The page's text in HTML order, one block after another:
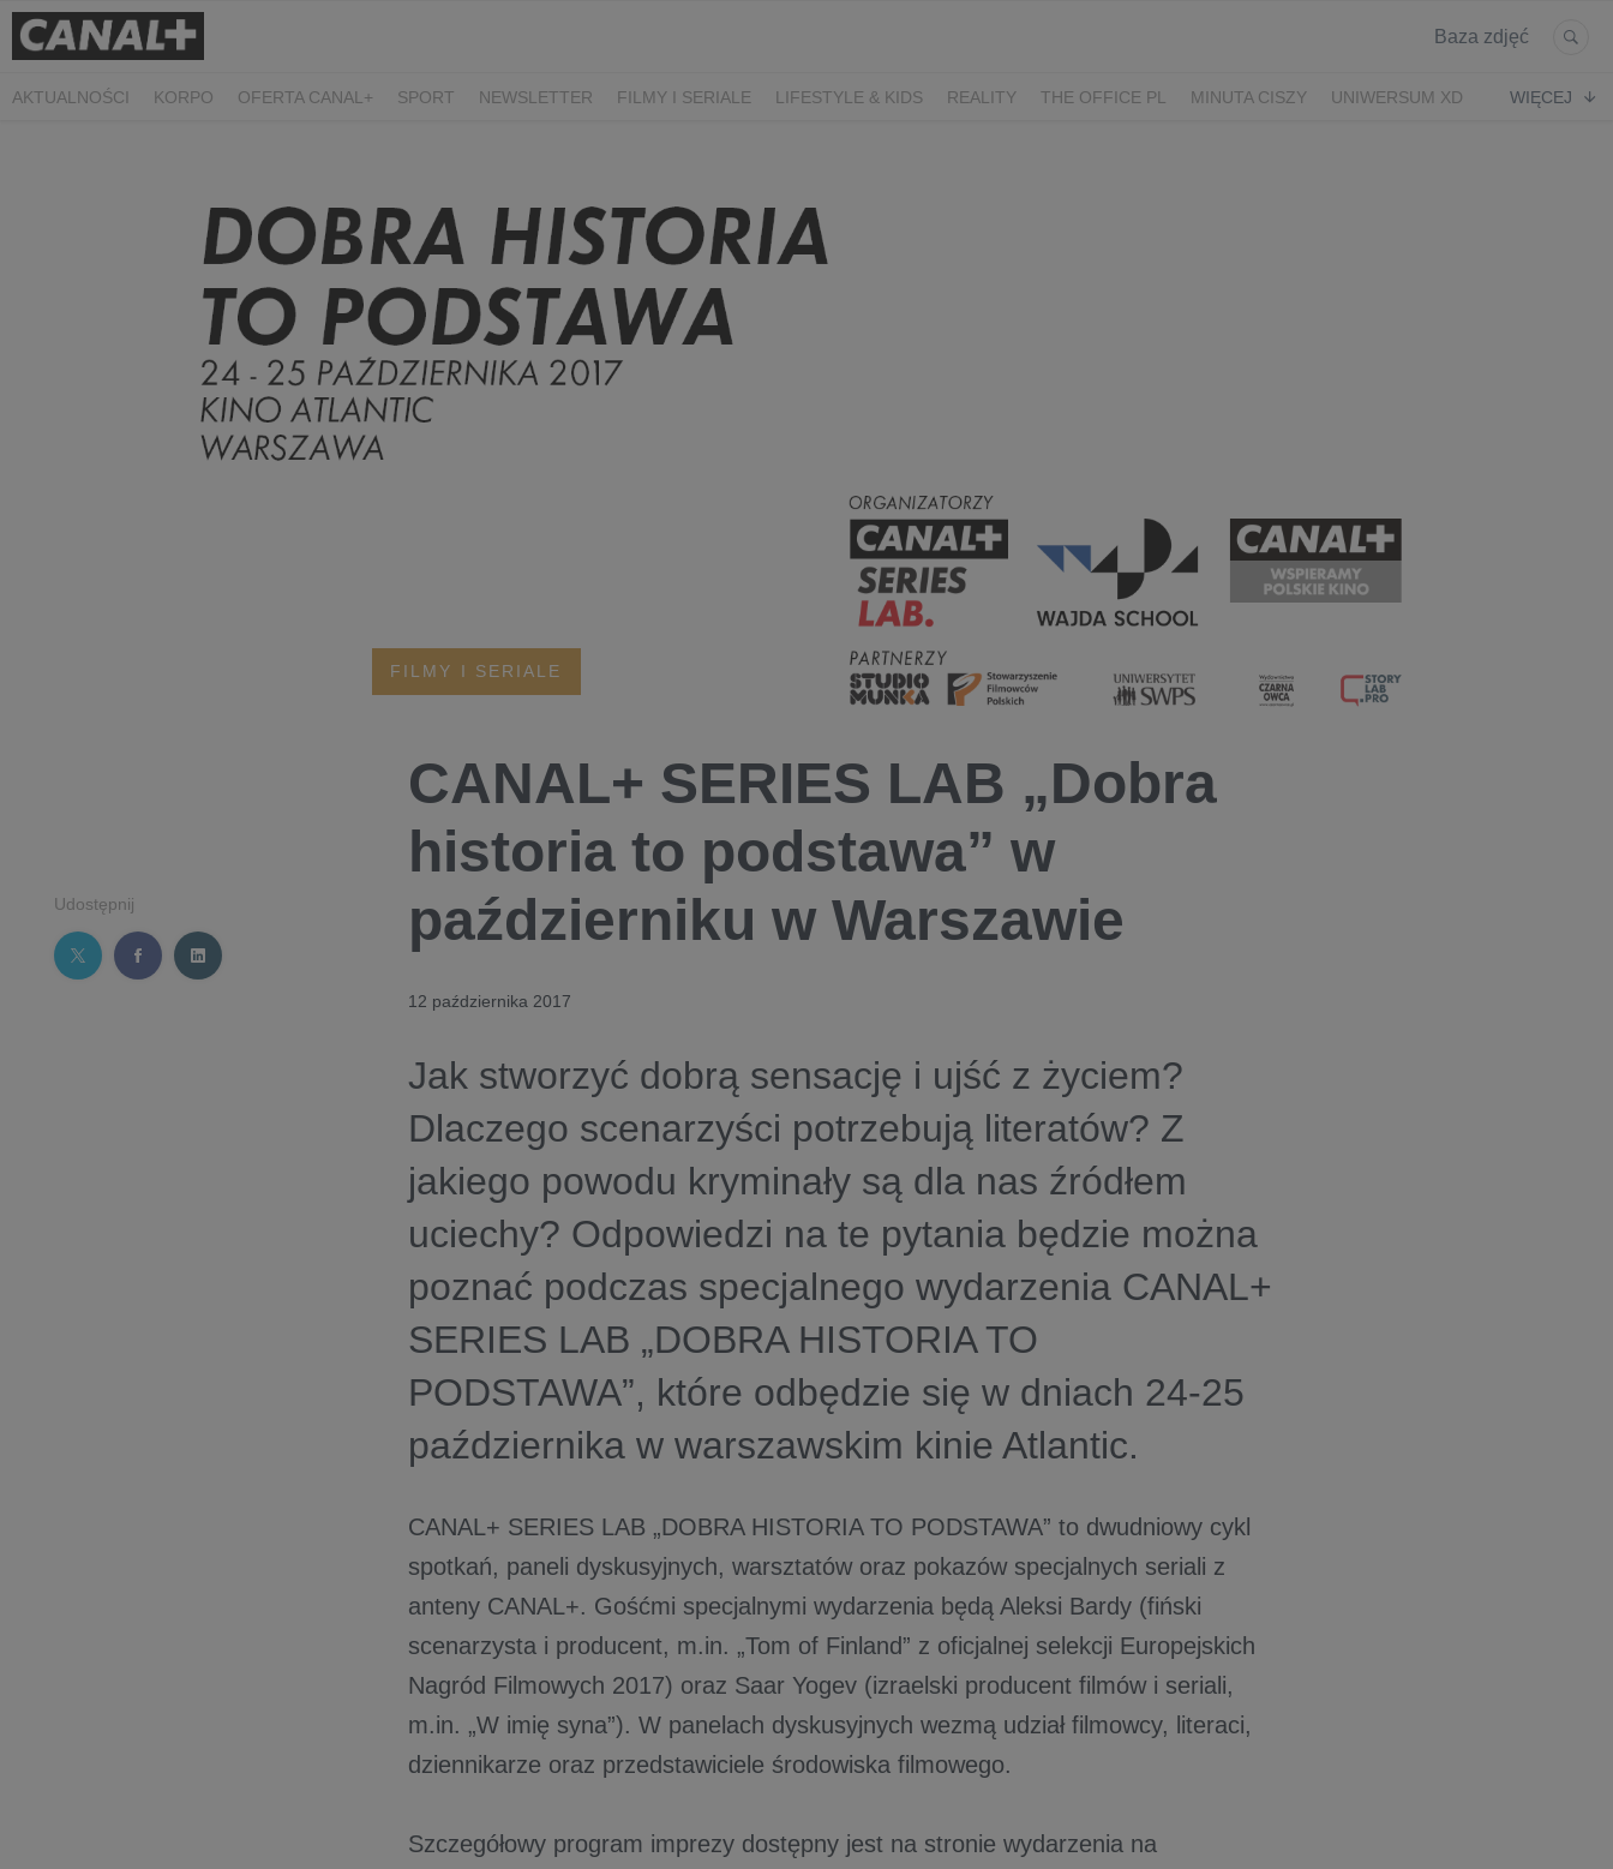
Baza zdjęć
AKTUALNOŚCI KORPO OFERTA CANAL+ SPORT NEWSLETTER FILMY I SERIALE LIFESTYLE & KIDS REALITY THE OFFICE PL MINUTA CISZY
UNIWERSUM XD
WIĘCEJ
Udostępnij
FILMY I SERIALE
CANAL+ SERIES LAB „Dobra
historia to podstawa” w
październiku w Warszawie
12 października 2017
Jak stworzyć dobrą sensację i ujść z życiem?
Dlaczego scenarzyści potrzebują literatów? Z
jakiego powodu kryminały są dla nas źródłem
uciechy? Odpowiedzi na te pytania będzie można
poznać podczas specjalnego wydarzenia CANAL+
SERIES LAB „DOBRA HISTORIA TO
PODSTAWA”, które odbędzie się w dniach 24-25
października w warszawskim kinie Atlantic.
CANAL+ SERIES LAB „DOBRA HISTORIA TO PODSTAWA” to dwudniowy cykl
spotkań, paneli dyskusyjnych, warsztatów oraz pokazów specjalnych seriali z
anteny CANAL+. Gośćmi specjalnymi wydarzenia będą Aleksi Bardy (fiński
scenarzysta i producent, m.in. „Tom of Finland” z oficjalnej selekcji Europejskich
Nagród Filmowych 2017) oraz Saar Yogev (izraelski producent filmów i seriali,
m.in. „W imię syna”). W panelach dyskusyjnych wezmą udział filmowcy, literaci,
dziennikarze oraz przedstawiciele środowiska filmowego.
Szczegółowy program imprezy dostępny jest na stronie wydarzenia na